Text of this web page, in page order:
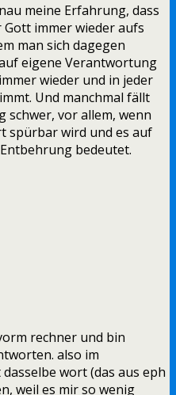
meine Erfahrung, dass
immer wieder aufs
man sich dagegen
eigene Verantwortung
wieder und in jeder
Und manchmal fällt
schwer, vor allem, wenn
spürbar wird und es auf
bedeutet.
rechner und bin
also im
wort (das aus eph
weil es mir so wenig